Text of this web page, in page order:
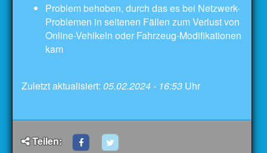
Problem behoben, durch das es bei Netzwerk-
Problemen in seltenen Fällen zum Verlust von
Online-Vehikeln oder Fahrzeug-Modifikationen
kam
Zuletzt aktualisiert: 05.02.2024 - 16:53 Uhr
Teilen: